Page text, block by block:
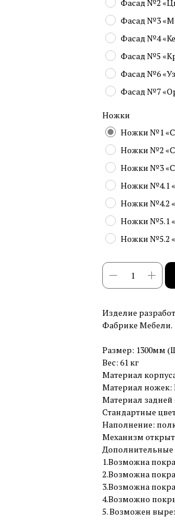
Фасад №2
Фасад №3
Фасад №4
Фасад №5
Фасад №6
Фасад №7
Ножки
Ножки №1
Ножки №2
Ножки №3
Ножки №4.1
Ножки №4.2
Ножки №5.1
Ножки №5.2
Изделие
Фабрике Мебели.
Размер: 1300мм
Вес: 61 кг
Материал
Материал ножек:
Материал
Стандартные
Наполнение:
Механизм
1.Возможна
2.Возможна
3.Возможна
4.Возможно
5. Возможен